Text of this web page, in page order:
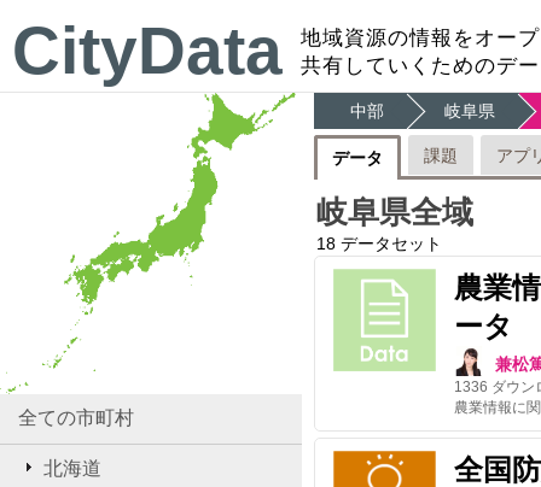
CityData
地域資源の情報をオー
共有していくためのデ
全ての市町村
北海道
中部 岐阜県
データ 課題 アプ
岐阜県全域
18 データセット
農業
ータ
兼松
1336 ダウン
全国